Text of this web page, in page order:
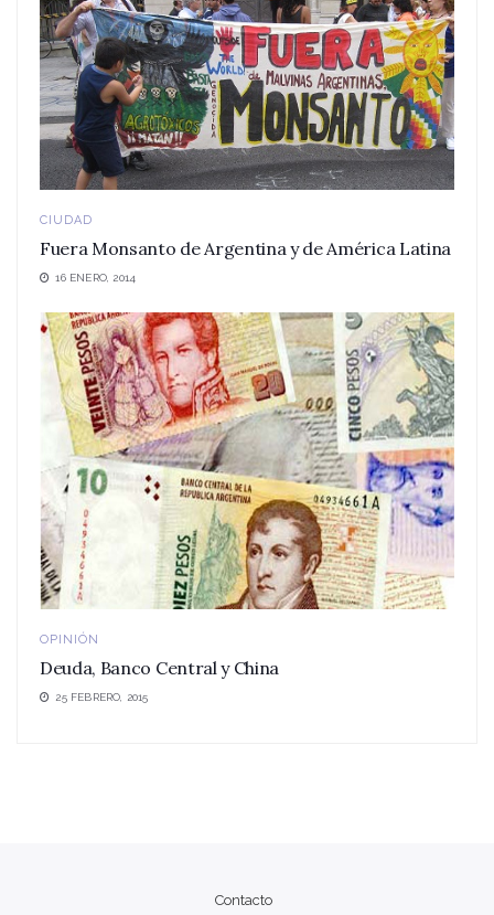
CIUDAD
Fuera Monsanto de Argentina y de América Latina
16 ENERO, 2014
OPINIÓN
Deuda, Banco Central y China
25 FEBRERO, 2015
Contacto